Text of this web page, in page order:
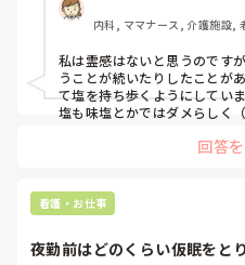
内科, ママナース, 介護施設,
私は霊感はないと思うのです
うことが続いたりしたことが
て塩を持ち歩くようにしてい
塩も味塩とかではダメらしく
この方法が本当に良いのか未
して良いのかと悩んだのです
へぇーこんな話もあるのかく
回答
看護・お仕事
夜勤前はどのくらい仮眠をと